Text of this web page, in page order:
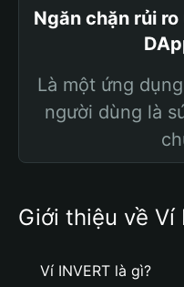
Ngăn chặn rủi
Là một ứng
người dùng là
Giới thiệu về Ví
Ví INVERT là gì?